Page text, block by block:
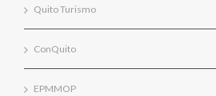
Quito Turismo
ConQuito
EPMMOP